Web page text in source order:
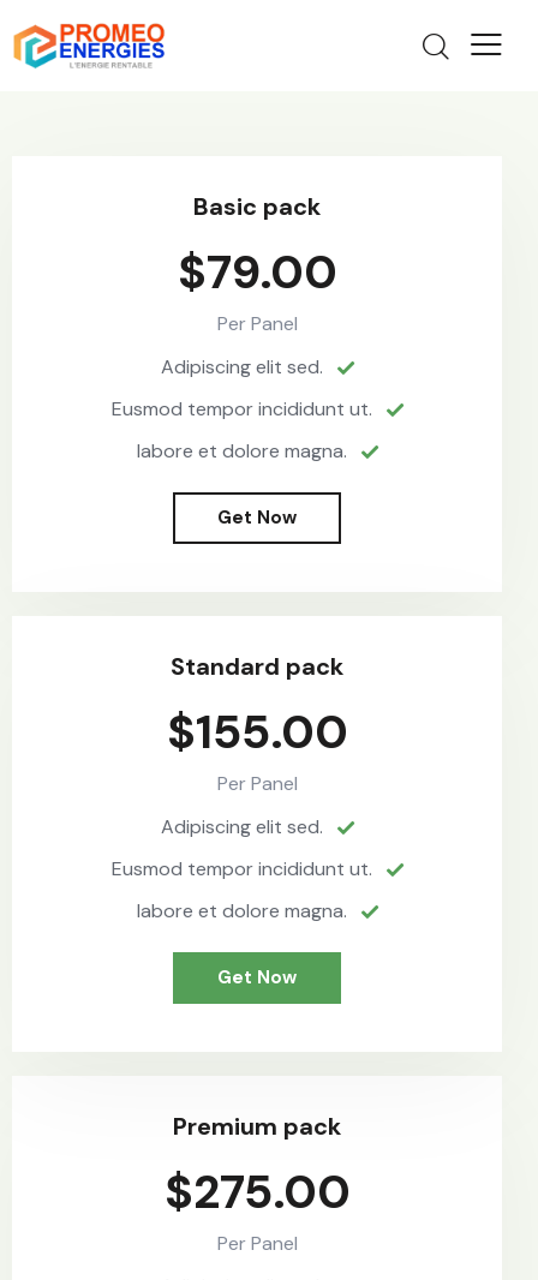
Basic pack
$79.00
Per Panel
Adipiscing elit sed.
Eusmod tempor incididunt ut.
labore et dolore magna.
Get Now
Standard pack
$155.00
Per Panel
Adipiscing elit sed.
Eusmod tempor incididunt ut.
labore et dolore magna.
Get Now
Premium pack
$275.00
Per Panel